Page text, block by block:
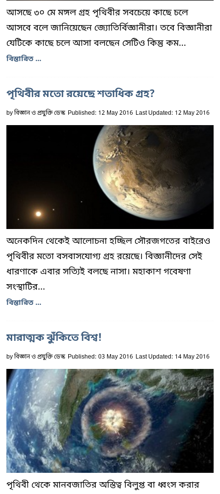
আসছে ৩০ মে মঙ্গল গ্রহ পৃথিবীর সবচেয়ে কাছে চলে
আসবে বলে জানিয়েছেন জ্যোতির্বিজ্ঞানীরা। তবে বিজ্ঞানীরা
যেটিকে কাছে চলে আসা বলছেন সেটিও কিন্তু কম...
বিস্তারিত ...
পৃথিবীর মতো রয়েছে শতাধিক গ্রহ?
byবিজ্ঞান ও প্রযুক্তি ডেস্ক Published: 12 May 2016 Last Updated: 12 May 2016
অনেকদিন থেকেই আলোচনা হচ্ছিল সৌরজগতের বাইরেও
পৃথিবীর মতো বসবাসযোগ্য গ্রহ রয়েছে। বিজ্ঞানীদের সেই
ধারণাকে এবার সত্যিই বলছে নাসা। মহাকাশ গবেষণা
সংস্থাটির...
বিস্তারিত ...
মারাত্মক ঝুঁকিতে বিশ্ব!
byবিজ্ঞান ও প্রযুক্তি ডেস্ক Published: 03 May 2016 Last Updated: 14 May 2016
পৃথিবী থেকে মানবজাতির অস্তিত্ব বিলুপ্ত বা ধ্বংস করার